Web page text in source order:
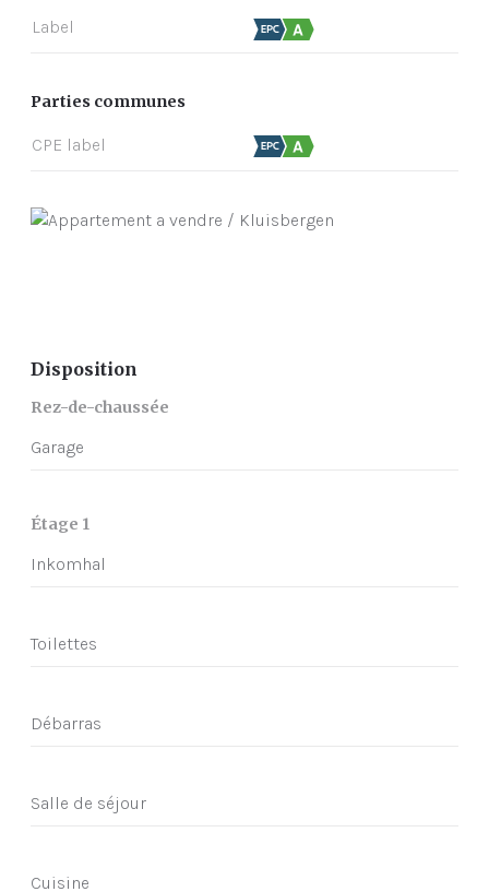
Label
Parties communes
CPE label
Disposition
Rez-de-chaussée
Garage
Étage 1
Inkomhal
Toilettes
Débarras
Salle de séjour
Cuisine